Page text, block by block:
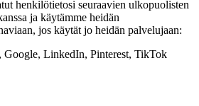
henkilötietosi seuraavien ulkopuolisten
ja käytämme heidän
jos käytät jo heidän palvelujaan:
Google, LinkedIn, Pinterest, TikTok